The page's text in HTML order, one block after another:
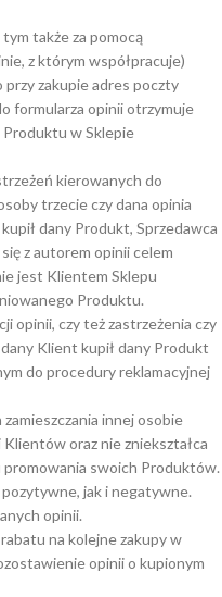
także za pomocą
z którym współpracuje)
przy zakupie adres poczty
formularza opinii otrzymuje
Produktu w Sklepie
kierowanych do
trzecie czy dana opinia
dany Produkt, Sprzedawca
z autorem opinii celem
jest Klientem Sklepu
Produktu.
opinii, czy też zastrzeżenia czy
Klient kupił dany Produkt
do procedury reklamacyjnej
zamieszczania innej osobie
oraz nie zniekształca
swoich Produktów.
jak i negatywne.
opinii.
na kolejne zakupy w
opinii o kupionym